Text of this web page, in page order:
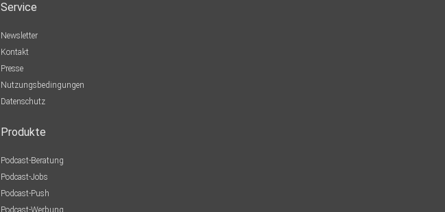
Service
Newsletter
Kontakt
Presse
Nutzungsbedingungen
Datenschutz
Produkte
Podcast-Beratung
Podcast-Jobs
Podcast-Push
Podcast-Werbung